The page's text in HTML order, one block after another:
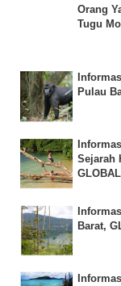
Orang
Tugu
Pulau
Sejarah
GLOBAL
Barat,